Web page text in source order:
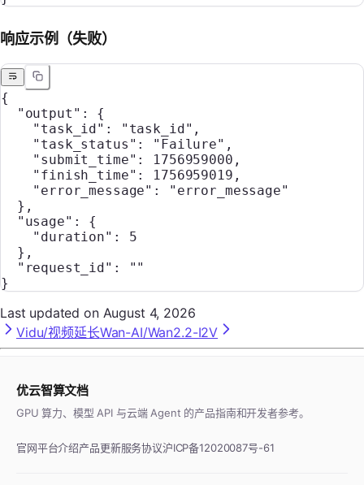
响应示例（失败）
{
  "output"
: {
    "task_id"
: "task_id" ,
    "task_status"
: "Failure" ,
    "submit_time"
: 1756959000 ,
    "finish_time"
: 1756959019 ,
    "error_message"
:
"error_message"
  },
  "usage"
: {
    "duration"
: 5
  },
  "request_id"
:
""
}
Last updated on August 4, 2026
Vidu/视频延长Wan-AI/Wan2.2-I2V
优云智算文档
GPU 算力、模型 API 与云端 Agent 的产品指南和开发者参考。
官网平台介绍产品更新服务协议沪ICP备12020087号-61